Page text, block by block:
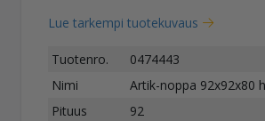
Lue tarkempi tuotekuvaus
Tuotenro.
0474443
Nimi
Artik-noppa 92x92x80
Pituus
92